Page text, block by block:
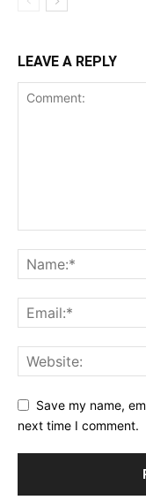
LEAVE A REPLY
Save my name,
next time I comment.